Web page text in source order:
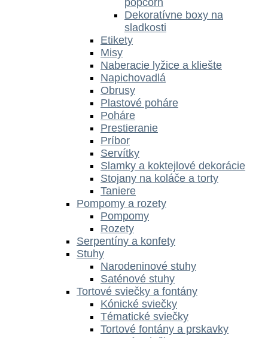
Dekoratívne boxy na
sladkosti
Etikety
Misy
Naberacie lyžice a kliešte
Napichovadlá
Obrusy
Plastové poháre
Poháre
Prestieranie
Príbor
Servítky
Slamky a koktejlové dekorácie
Stojany na koláče a torty
Taniere
Pompomy a rozety
Pompomy
Rozety
Serpentíny a konfety
Stuhy
Narodeninové stuhy
Saténové stuhy
Tortové sviečky a fontány
Kónické sviečky
Tématické sviečky
Tortové fontány a prskavky